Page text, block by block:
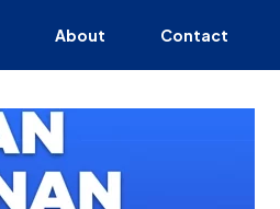
About Contact